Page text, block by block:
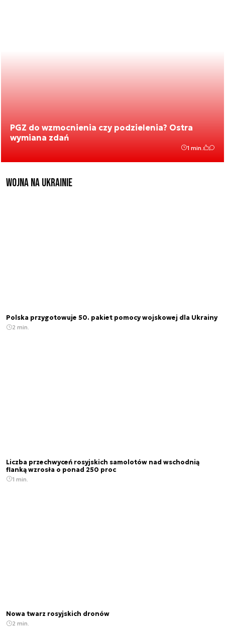
PGZ do wzmocnienia czy podzielenia? Ostra
wymiana zdań
1 min.
Wojna na Ukrainie
Polska przygotowuje 50. pakiet pomocy wojskowej dla Ukrainy
2 min.
Liczba przechwyceń rosyjskich samolotów nad wschodnią
flanką wzrosła o ponad 250 proc
1 min.
Nowa twarz rosyjskich dronów
2 min.